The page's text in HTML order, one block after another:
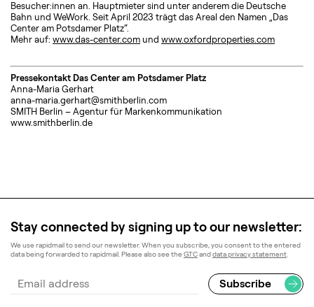
Besucher:innen an. Hauptmieter sind unter anderem die Deutsche
Bahn und WeWork. Seit April 2023 trägt das Areal den Namen „Das
Center am Potsdamer Platz“.
Mehr auf: www.das-center.comund www.oxfordproperties.com
Pressekontakt Das Center am Potsdamer Platz
Anna-Maria Gerhart
anna-maria.gerhart@smithberlin.com
SMITH Berlin – Agentur für Markenkommunikation
www.smithberlin.de
Stay connected by signing up to our newsletter:
We use rapidmail to send our newsletter. When you subscribe, you consent to the entered
data being forwarded to rapidmail. Please also see the GTCanddata privacy statement